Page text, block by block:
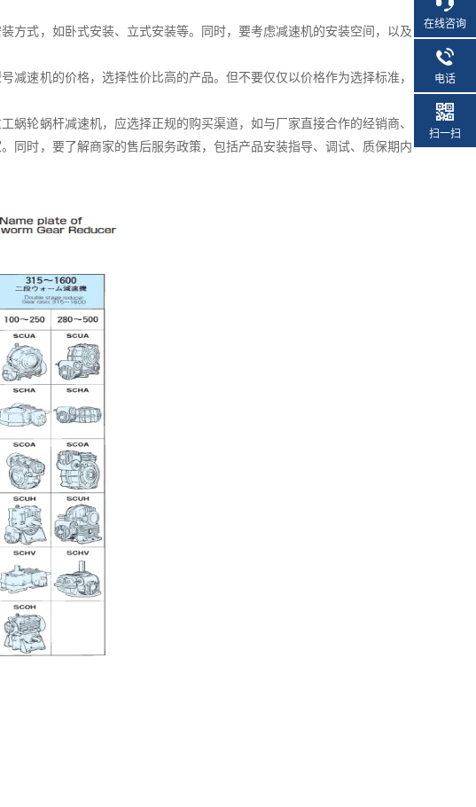
方式，如卧式安装、立式安装等。同时，要考虑减速机的安装空间，以及
减速机的价格，选择性价比高的产品。但不要仅仅以价格作为选择标准，
蜗轮蜗杆减速机，应选择正规的购买渠道，如与厂家直接合作的经销商、
同时，要了解商家的售后服务政策，包括产品安装指导、调试、质保期内
在线咨询
电话
扫一扫